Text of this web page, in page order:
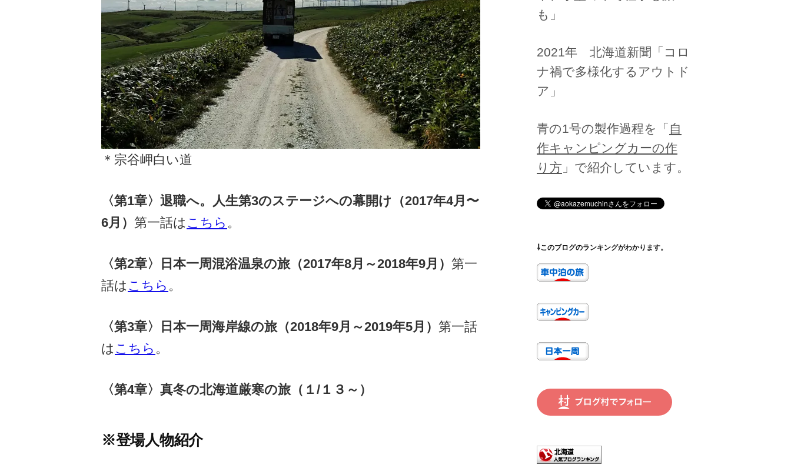
＊宗谷岬白い道
〈第1章〉退職へ。人生第3のステージへの幕開け（2017年4月〜
6月） 第一話は こちら 。
〈第2章〉日本一周混浴温泉の旅（2017年8月～2018年9月） 第一
話は こちら 。
〈第3章〉日本一周海岸線の旅（2018年9月～2019年5月） 第一話
は こちら 。
〈第4章〉真冬の北海道厳寒の旅（１/１３～）
※登場人物紹介
も」
2021年 北海道新聞「コロ
ナ禍で多様化するアウトド
ア」
青の1号の製作過程を「 自
作キャンピングカーの作
り方 」で紹介しています。
⇩このブログのランキングがわかります。